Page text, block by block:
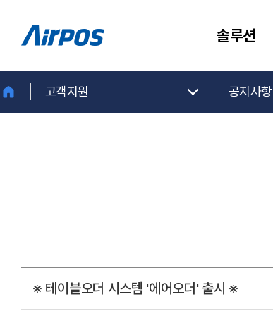
솔루션
고객지원 공지사항
※ 테이블오더 시스템 '에어오더' 출시 ※